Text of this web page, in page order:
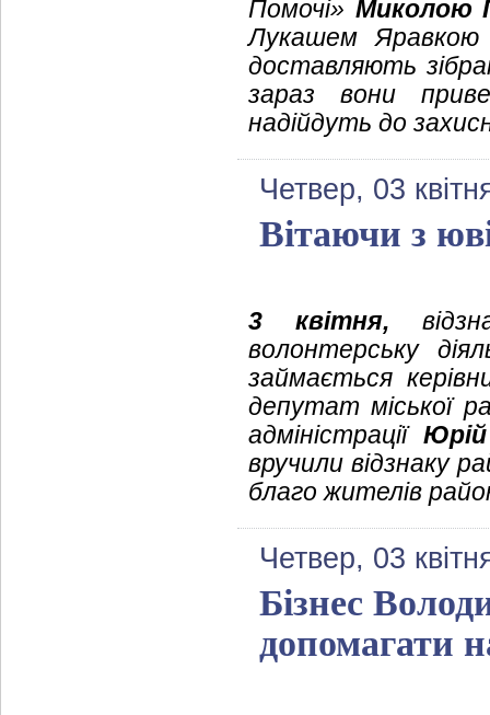
Помочі» Миколою
Лукашем Яравкою
доставляють
зараз вони
надійдуть до
Четвер, 03
Вітаючи з
3 квітня,
волонтерську
займається
депутат міської
адміністрації
вручили відзнаку
благо жителів
Четвер, 03
Бізнес
допомагати